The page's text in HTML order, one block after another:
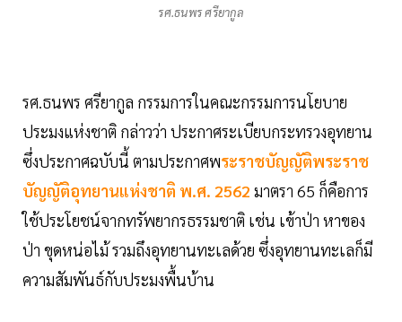
รศ.ธนพร ศรียากูล
รศ.ธนพร ศรียากูล กรรมการในคณะกรรมการนโยบาย
ประมงแห่งชาติ กล่าวว่า ประกาศระเบียบกระทรวงอุทยาน
ซึ่งประกาศฉบับนี้ ตามประกาศพระราชบัญญัติพระราช
บัญญัติอุทยานแห่งชาติ พ.ศ. 2562 มาตรา 65 ก็คือการ
ใช้ประโยชน์จากทรัพยากรธรรมชาติ เช่น เข้าป่า หาของ
ป่า ขุดหน่อไม้ รวมถึงอุทยานทะเลด้วย ซึ่งอุทยานทะเลก็มี
ความสัมพันธ์กับประมงพื้นบ้าน